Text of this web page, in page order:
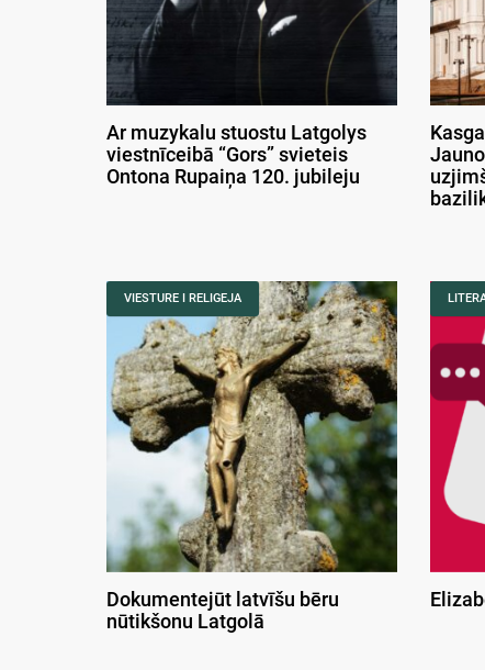
Ar muzykalu stuostu Latgolys
viestnīceibā “Gors” svieteis
Ontona Rupaiņa 120. jubileju
VIESTURE I RELIGEJA
Dokumentejūt latvīšu bēru
nūtikšonu Latgolā